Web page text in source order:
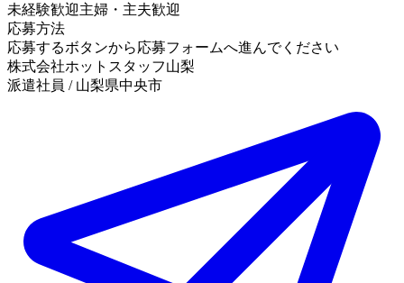
未経験歓迎主婦・主夫歓迎
応募方法
応募するボタンから応募フォームへ進んでください
株式会社ホットスタッフ山梨
派遣社員 / 山梨県中央市